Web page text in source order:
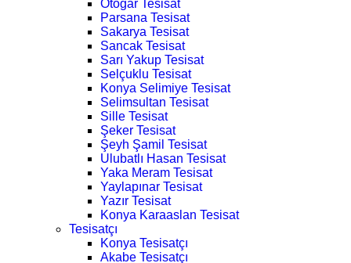
Otogar Tesisat
Parsana Tesisat
Sakarya Tesisat
Sancak Tesisat
Sarı Yakup Tesisat
Selçuklu Tesisat
Konya Selimiye Tesisat
Selimsultan Tesisat
Sille Tesisat
Şeker Tesisat
Şeyh Şamil Tesisat
Ulubatlı Hasan Tesisat
Yaka Meram Tesisat
Yaylapınar Tesisat
Yazır Tesisat
Konya Karaaslan Tesisat
Tesisatçı
Konya Tesisatçı
Akabe Tesisatçı